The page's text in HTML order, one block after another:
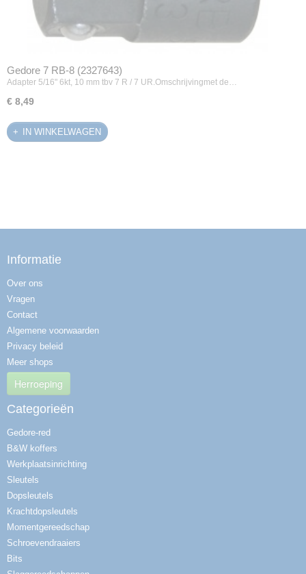
Gedore 7 RB-8 (2327643)
Adapter 5/16" 6kt, 10 mm tbv 7 R / 7 UR.Omschrijvingmet de…
€ 8,49
IN WINKELWAGEN
Informatie
Over ons
Vragen
Contact
Algemene voorwaarden
Privacy beleid
Meer shops
Herroeping
Categorieën
Gedore-red
B&W koffers
Werkplaatsinrichting
Sleutels
Dopsleutels
Krachtdopsleutels
Momentgereedschap
Schroevendraaiers
Bits